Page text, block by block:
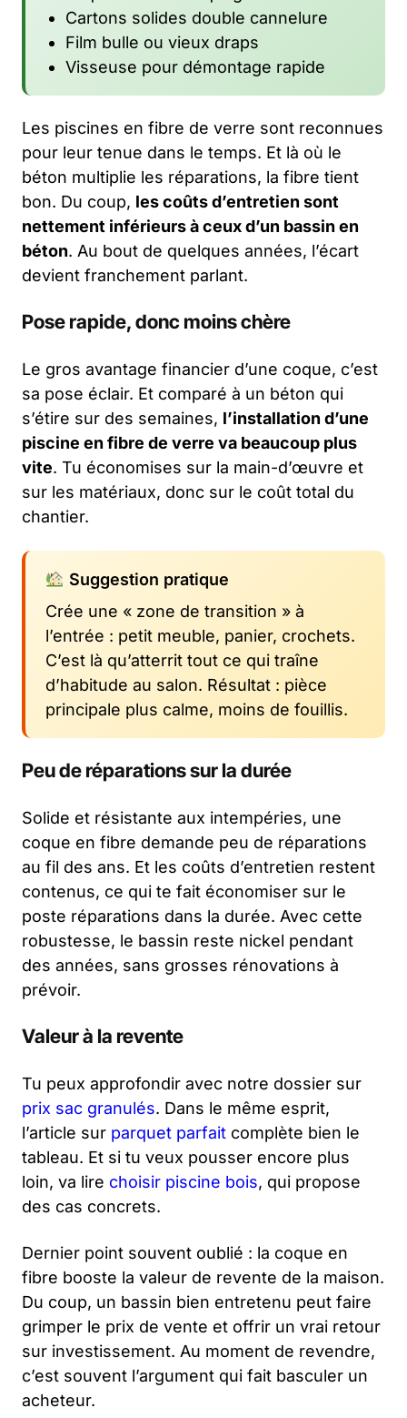
Cartons solides double cannelure
Film bulle ou vieux draps
Visseuse pour démontage rapide
Les piscines en fibre de verre sont reconnues
pour leur tenue dans le temps. Et là où le
béton multiplie les réparations, la fibre tient
bon. Du coup, les coûts d’entretien sont
nettement inférieurs à ceux d’un bassin en
béton. Au bout de quelques années, l’écart
devient franchement parlant.
Pose rapide, donc moins chère
Le gros avantage financier d’une coque, c’est
sa pose éclair. Et comparé à un béton qui
s’étire sur des semaines, l’installation d’une
piscine en fibre de verre va beaucoup plus
vite. Tu économises sur la main-d’œuvre et
sur les matériaux, donc sur le coût total du
chantier.
Suggestion pratique
Crée une « zone de transition » à
l’entrée : petit meuble, panier, crochets.
C’est là qu’atterrit tout ce qui traîne
d’habitude au salon. Résultat : pièce
principale plus calme, moins de fouillis.
Peu de réparations sur la durée
Solide et résistante aux intempéries, une
coque en fibre demande peu de réparations
au fil des ans. Et les coûts d’entretien restent
contenus, ce qui te fait économiser sur le
poste réparations dans la durée. Avec cette
robustesse, le bassin reste nickel pendant
des années, sans grosses rénovations à
prévoir.
Valeur à la revente
Tu peux approfondir avec notre dossier sur
prix sac granulés. Dans le même esprit,
l’article sur parquet parfait complète bien le
tableau. Et si tu veux pousser encore plus
loin, va lire choisir piscine bois, qui propose
des cas concrets.
Dernier point souvent oublié : la coque en
fibre booste la valeur de revente de la maison.
Du coup, un bassin bien entretenu peut faire
grimper le prix de vente et offrir un vrai retour
sur investissement. Au moment de revendre,
c’est souvent l’argument qui fait basculer un
acheteur.